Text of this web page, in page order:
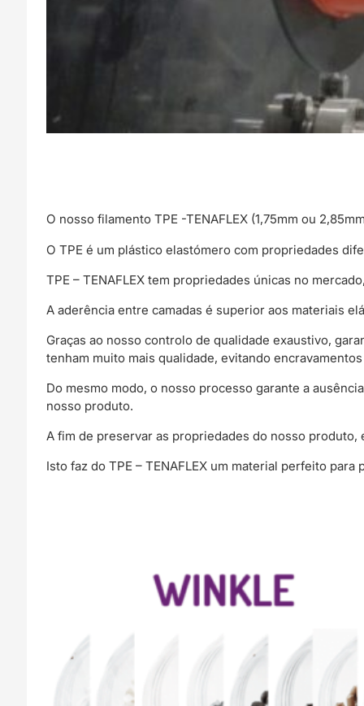
O nosso filamento TPE -TENAFLEX (1,75mm ou
O TPE é um plástico elastómero com propriedades
TPE – TENAFLEX tem propriedades únicas no
A aderência entre camadas é superior aos materiais
Graças ao nosso controlo de qualidade exaustivo,
tenham muito mais qualidade, evitando
Do mesmo modo, o nosso processo garante a
nosso produto.
A fim de preservar as propriedades do nosso
Isto faz do TPE – TENAFLEX um material perfeito